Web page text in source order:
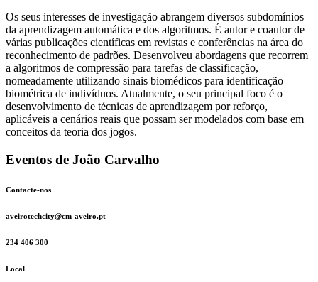
Os seus interesses de investigação abrangem diversos subdomínios
da aprendizagem automática e dos algoritmos. É autor e coautor de
várias publicações científicas em revistas e conferências na área do
reconhecimento de padrões. Desenvolveu abordagens que recorrem
a algoritmos de compressão para tarefas de classificação,
nomeadamente utilizando sinais biomédicos para identificação
biométrica de indivíduos. Atualmente, o seu principal foco é o
desenvolvimento de técnicas de aprendizagem por reforço,
aplicáveis a cenários reais que possam ser modelados com base em
conceitos da teoria dos jogos.
Eventos de João Carvalho
Contacte-nos
aveirotechcity@cm-aveiro.pt
234 406 300
Local